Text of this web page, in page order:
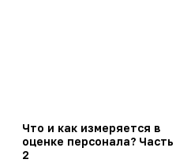
Что и как измеряется в
оценке персонала? Часть
2